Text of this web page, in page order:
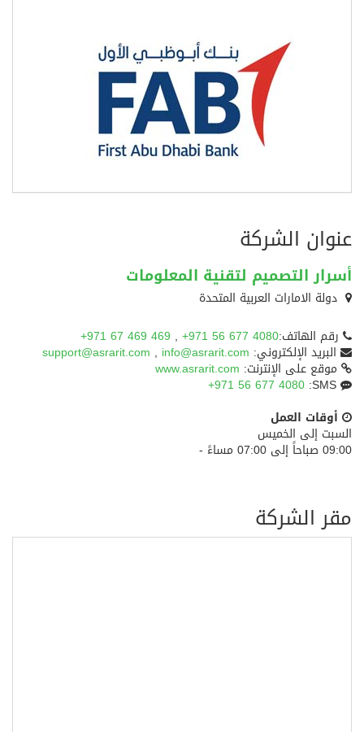
عنوان الشركة
أسرار التصميم لتقنية المعلومات
دولة الامارات العربية المتحدة
رقم الهاتف:+971 56 677 4080
,
+971 67 469 469
البريد الإلكتروني: info@asrarit.com
,
support@asrarit.com
موقع على الإنترنت: www.asrarit.com
+971 56 677 4080
أوقات العمل
السبت إلى الخميس
09:00 صباحاً إلى 07:00 مساءً -
مقر الشركة